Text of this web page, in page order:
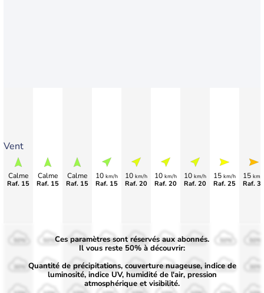
Vent
Calme
Raf. 15
Calme
Raf. 15
Calme
Raf. 15
10 km/h
Raf. 15
10 km/h
Raf. 20
10 km/h
Raf. 20
10 km/h
Raf. 20
15 km/h
Raf. 25
15 km/
Raf.
50%
30%
50%
30%
50%
30%
50%
30%
50%
30%
50%
30%
50%
30%
Ces paramètres sont réservés aux abonnés.
Il vous reste 50% à découvrir:
Quantité de précipitations, couverture nuageuse, indice de
luminosité, indice UV, humidité de l'air, pression
atmosphérique et visibilité.